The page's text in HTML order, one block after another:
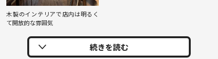
木製のインテリアで店内は明るく
て開放的な雰囲気